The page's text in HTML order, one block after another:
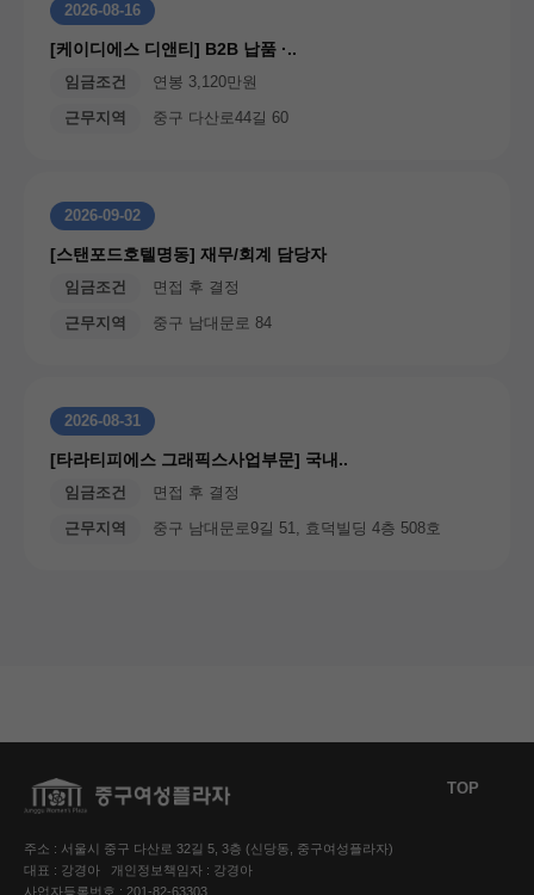
2026-08-16
[케이디에스 디앤티] B2B 납품 ·..
임금조건 연봉 3,120만원
근무지역 중구 다산로44길 60
2026-09-02
[스탠포드호텔명동] 재무/회계 담당자
임금조건 면접 후 결정
근무지역 중구 남대문로 84
2026-08-31
[타라티피에스 그래픽스사업부문] 국내..
임금조건 면접 후 결정
근무지역 중구 남대문로9길 51, 효덕빌딩 4층 508호
주소 : 서울시 중구 다산로 32길 5, 3층 (신당동, 중구여성플라자)
대표 : 강경아 개인정보책임자 : 강경아
사업자등록번호 : 201-82-63303
TOP